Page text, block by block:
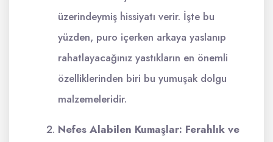
üzerindeymiş hissiyatı verir. İşte bu
yüzden, puro içerken arkaya yaslanıp
rahatlayacağınız yastıkların en önemli
özelliklerinden biri bu yumuşak dolgu
malzemeleridir.
Nefes Alabilen Kumaşlar: Ferahlık ve